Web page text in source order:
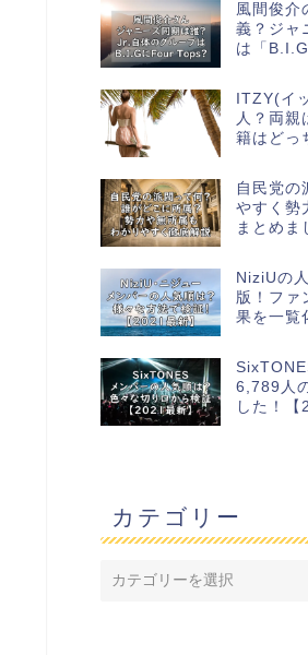
風間俊介
義？ジャ
は「
ITZY(イ
人？両親
籍はどっ
自民党の
やすく勢
まとめま
NiziUの
版！ファ
果を一覧
6,789人
した！【
カテゴリー